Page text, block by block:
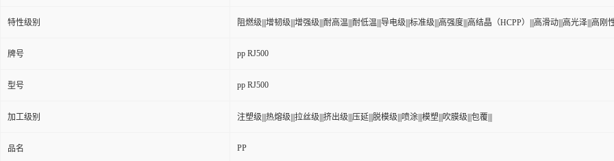
特性级别 阻燃级|||增韧级|||增强级|||耐高温|||耐低温|||导电级|||标准级|||高强度|||高结晶（HCPP）|||高滑动|||高光泽|||高刚性
牌号 pp RJ500
型号 pp RJ500
加工级别 注塑级|||热熔级|||拉丝级|||挤出级|||压延|||脱模级|||喷涂|||模塑|||吹膜级|||包覆|||
品名 PP